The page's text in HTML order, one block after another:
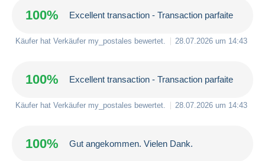
100% Excellent transaction - Transaction parfaite
Käufer hat Verkäufer my_postales bewertet. 28.07.2026 um 14:43
100% Excellent transaction - Transaction parfaite
Käufer hat Verkäufer my_postales bewertet. 28.07.2026 um 14:43
100% Gut angekommen. Vielen Dank.